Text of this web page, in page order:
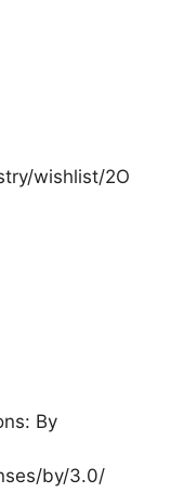
wishlist/2O
By
by/3.0/